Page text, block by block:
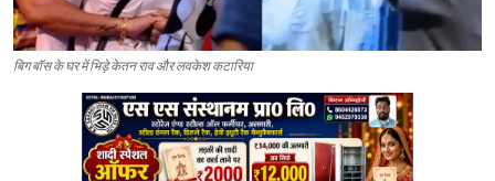
बिग बॉस के घर में भिड़े केतन राव और लवकेश कटारिया